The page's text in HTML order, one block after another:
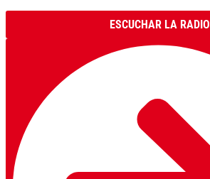
ESCUCHAR LA RADIO